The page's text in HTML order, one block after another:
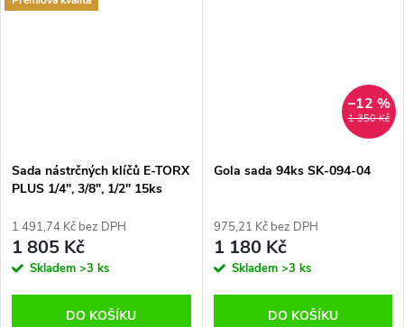
Sada nástrčných klíčů E-TORX
PLUS 1/4", 3/8", 1/2" 15ks
1 491,74 Kč bez DPH
1 805 Kč
Skladem >3 ks
DO KOŠÍKU
1 350 Kč
–12 %
Gola sada 94ks SK-094-04
975,21 Kč bez DPH
1 180 Kč
Skladem >3 ks
DO KOŠÍKU